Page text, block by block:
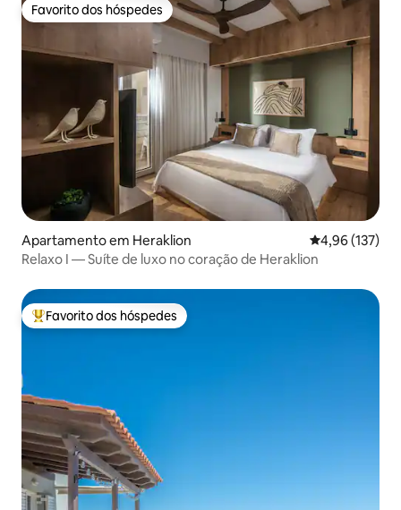
Favorito dos hóspedes
Favorito dos hóspedes
Apartamento em Heraklion Classificação
4,96 (137)
Relaxo I — Suíte de luxo no coração de Heraklion
Favoritos dos hóspedes mais apreciados
Favorito dos hóspedes